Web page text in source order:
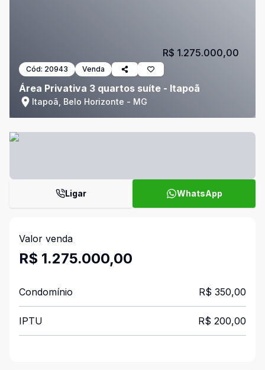
Cód: 20943 Venda
Área Privativa 3 quartos suíte - Itapoã
Itapoã, Belo Horizonte - MG
R$ 1.275.000,00
Ligar WhatsApp
Valor venda
R$ 1.275.000,00
Condomínio R$ 350,00
IPTU R$ 200,00